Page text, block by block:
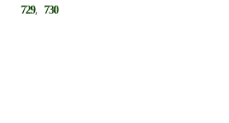
729,730